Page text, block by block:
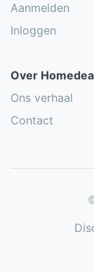
Aanmelden
Inloggen
Over
Ons verhaal
Contact